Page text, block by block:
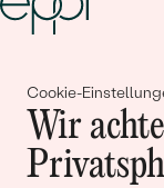
Cookie-
Wir
Liebe